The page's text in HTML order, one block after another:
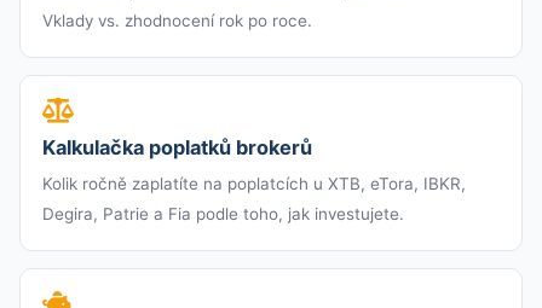
Vklady vs. zhodnocení rok po roce.
Kalkulačka poplatků brokerů
Kolik ročně zaplatíte na poplatcích u XTB, eTora, IBKR,
Degira, Patrie a Fia podle toho, jak investujete.